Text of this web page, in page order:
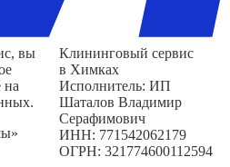
вы
на
Клининговый сервис
в Химках
Исполнитель: ИП
Шаталов Владимир
Серафимович
ИНН: 771542062179
ОГРН: 321774600112594